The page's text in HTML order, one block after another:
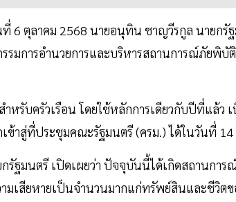
ที่ 6 ตุลาคม 2568 นายอนุทิน ชาญวีรกูล นายกรั
มการอำนวยการและบริหารสถานการณ์ภัยพิบั
หรับครัวเรือน โดยใช้หลักการเดียวกับปีที่แล้ว
เข้าสู่ที่ประชุมคณะรัฐมนตรี (ครม.) ได้ในวันที่
รัฐมนตรี เปิดเผยว่า ปัจจุบันนี้ได้เกิดสถานกา
มเสียหายเป็นจำนวนมากแก่ทรัพย์สินและชีวิต